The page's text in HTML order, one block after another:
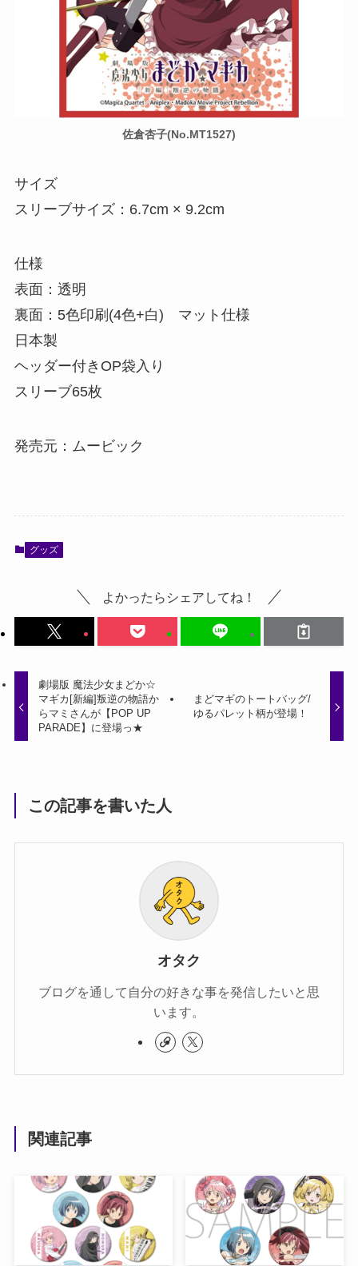
佐倉杏子(No.MT1527)
サイズ
スリーブサイズ：6.7cm × 9.2cm
仕様
表面：透明
裏面：5色印刷(4色+白) マット仕様
日本製
ヘッダー付きOP袋入り
スリーブ65枚
発売元：ムービック
グッズ
よかったらシェアしてね！
劇場版 魔法少女まどか☆
マギカ[新編]叛逆の物語か
らマミさんが【POP UP
PARADE】に登場っ★
まどマギのトートバッグ/
ゆるパレット柄が登場！
この記事を書いた人
オタク
ブログを通して自分の好きな事を発信したいと思
います。
関連記事